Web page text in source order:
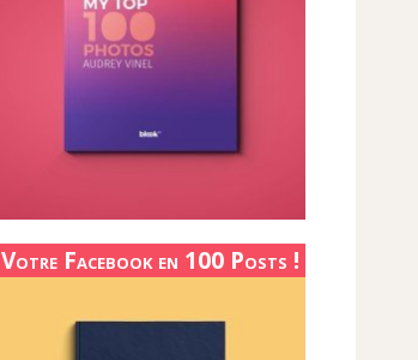
Votre Facebook en 100 Posts !